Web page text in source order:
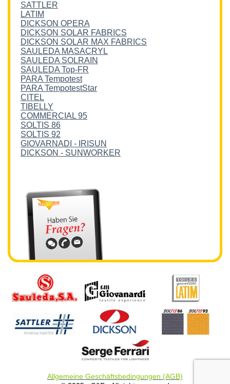
SATTLER
LATIM
DICKSON OPERA
DICKSON SOLAR FABRICS
DICKSON SOLAR MAX FABRICS
SAULEDA MASACRYL
SAULEDA SOLRAIN
SAULEDA Top-FR
PARA Tempotest
PARA TempotestStar
CITEL
TIBELLY
COMMERCIAL 95
SOLTIS 86
SOLTIS 92
GIOVARNADI - IRISUN
DICKSON - SUNWORKER
Allgemeine Geschäftsbedingungen (AGB)